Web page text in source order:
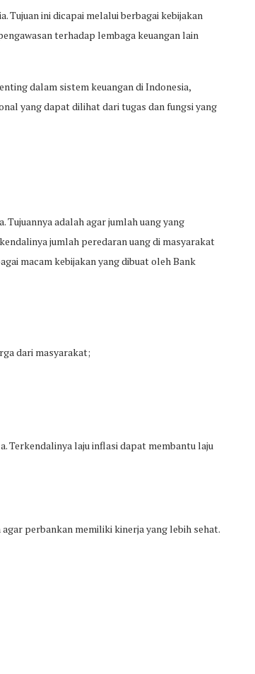
Tujuan ini dicapai melalui berbagai kebijakan
terhadap lembaga keuangan lain
dalam sistem keuangan di Indonesia,
yang dapat dilihat dari tugas dan fungsi yang
adalah agar jumlah uang yang
jumlah peredaran uang di masyarakat
macam kebijakan yang dibuat oleh Bank
dari masyarakat;
Terkendalinya laju inflasi dapat membantu laju
perbankan memiliki kinerja yang lebih sehat.